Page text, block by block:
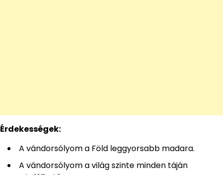
Érdekességek:
A vándorsólyom a Föld leggyorsabb madara.
A vándorsólyom a világ szinte minden táján